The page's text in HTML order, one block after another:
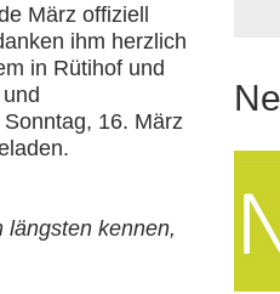
März offiziell
ihm herzlich
in Rütihof und
16. März
längsten kennen,